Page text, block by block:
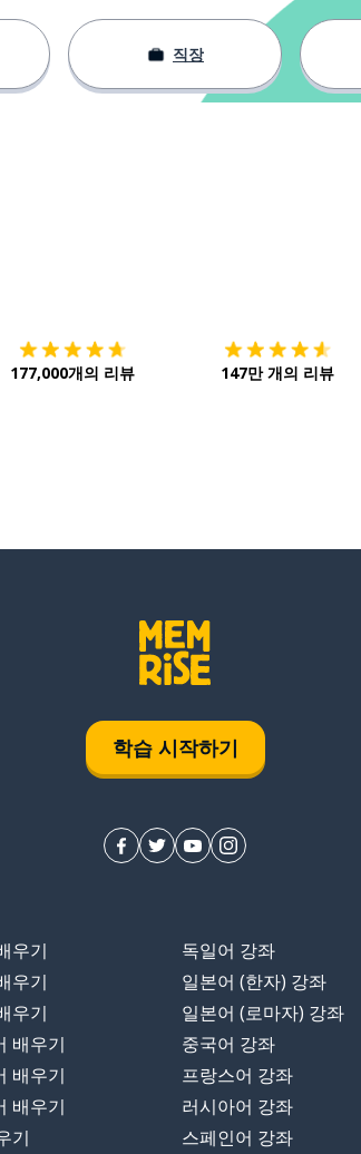
직장
177,000개의 리뷰 147만 개의 리뷰
학습 시작하기
우기
우기
우기
배우기
배우기
배우기
기
독일어 강좌
일본어 (한자) 강좌
일본어 (로마자) 강좌
중국어 강좌
프랑스어 강좌
러시아어 강좌
스페인어 강좌